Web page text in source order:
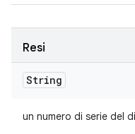
Resi
String
un numero di serie del